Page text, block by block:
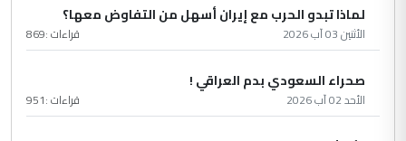
لماذا تبدو الحرب مع إيران أسهل من التفاوض معها؟
الأثنين 03 آب 2026 قراءات :869
صحراء السعودي بدم العراقي !
الأحد 02 آب 2026 قراءات :951